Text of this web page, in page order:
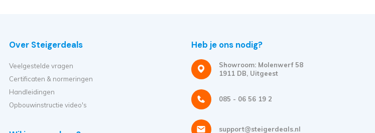
Over Steigerdeals
Veelgestelde vragen
Certificaten & normeringen
Handleidingen
Opbouwinstructie video's
Heb je ons nodig?
Showroom: Molenwerf 58
1911 DB, Uitgeest
085 - 06 56 19 2
support@steigerdeals.nl